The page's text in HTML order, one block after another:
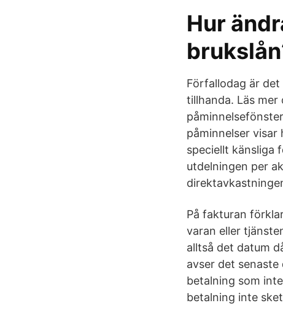
Hur
Förfallodag är
tillhanda. Läs
påminnelser
speciellt känsliga
utdelningen per
På fakturan
varan eller
alltså det datum
avser det
betalning som
betalning inte